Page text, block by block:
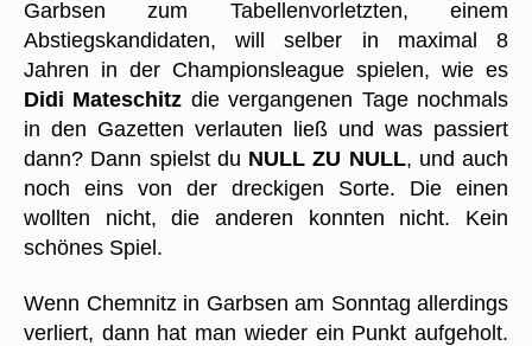
Garbsen zum Tabellenvorletzten, einem
Abstiegskandidaten, will selber in maximal 8
Jahren in der Championsleague spielen, wie es
Didi Mateschitz die vergangenen Tage nochmals
in den Gazetten verlauten ließ und was passiert
dann? Dann spielst du NULL ZU NULL, und auch
noch eins von der dreckigen Sorte. Die einen
wollten nicht, die anderen konnten nicht. Kein
schönes Spiel.
Wenn Chemnitz in Garbsen am Sonntag allerdings
verliert, dann hat man wieder ein Punkt aufgeholt.